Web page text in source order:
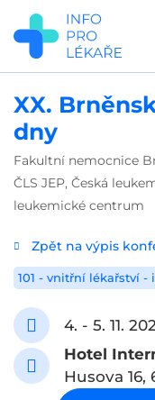
Přejít
hlavnímu
obsahu
XX.
dny
Fakultní nemocnice
ČLS JEP, Česká
leukemické centrum
Zpět na výpis
101 - vnitřní lékařství -
4. - 5. 11.
Hotel
Husova 16,